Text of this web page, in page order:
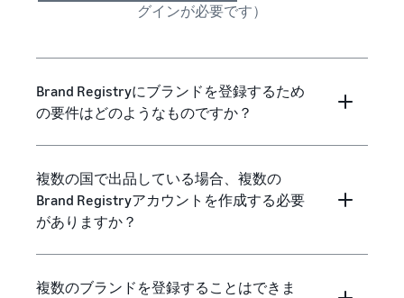
グインが必要です）
Brand Registryにブランドを登録するため
の要件はどのようなものですか？
複数の国で出品している場合、複数の
Brand Registryアカウントを作成する必要
がありますか？
複数のブランドを登録することはできま